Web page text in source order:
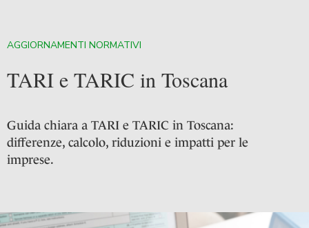
AGGIORNAMENTI NORMATIVI
TARI e TARIC in Toscana
Guida chiara a TARI e TARIC in Toscana:
differenze, calcolo, riduzioni e impatti per le
imprese.